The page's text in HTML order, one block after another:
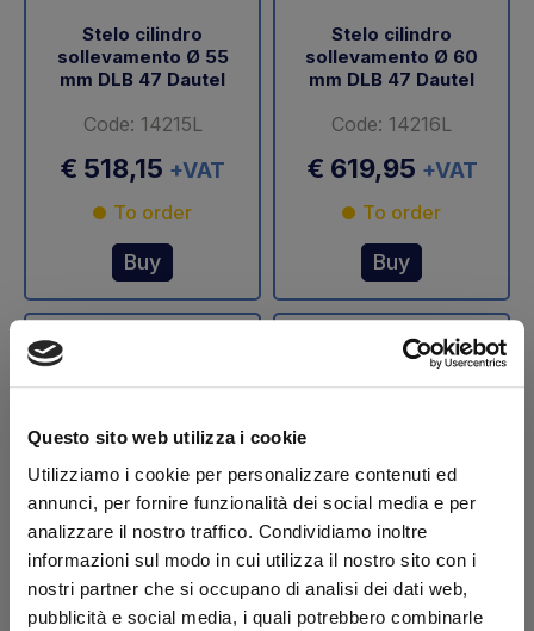
Questo sito web utilizza i cookie
Utilizziamo i cookie per personalizzare contenuti ed
annunci, per fornire funzionalità dei social media e per
analizzare il nostro traffico. Condividiamo inoltre
informazioni sul modo in cui utilizza il nostro sito con i
nostri partner che si occupano di analisi dei dati web,
pubblicità e social media, i quali potrebbero combinarle
Stelo cilindro
sollevamento Ø 55
mm DLB 47 Dautel
Code: 14215L
€ 518,15 +VAT
To order
Buy
Stelo cilindro
sollevamento Ø 60
mm DLB 47 Dautel
Code: 14216L
€ 619,95 +VAT
To order
Buy
Stelo cilindro
sollevamento Ø 70
mm DLB 47 Dautel
Stelo cilindro
sollevamento Ø 75
mm DLB 47 Dautel